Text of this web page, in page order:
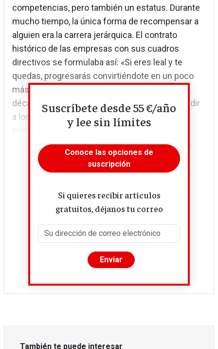
competencias, pero también un estatus. Durante
mucho tiempo, la única forma de recompensar a
alguien era la carrera jerárquica. El contrato
histórico de las empresas con sus cuadros
directivos se formulaba así: «Si eres leal y te
quedas, progresarás convirtiéndote en un poco
más jefe». Esta lógica funcionó bien hasta la
década de 1980. Después se empezó a despedir
a los cuadros por razones económicas. Fue la
Suscríbete desde 55 €/año
y lee sin límites
Conoce las opciones de
suscripción
Si quieres recibir artículos
gratuitos, déjanos tu correo
También te puede interesar